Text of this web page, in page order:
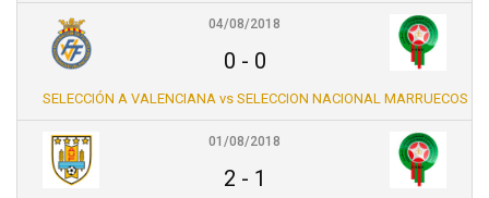
04/08/2018
0 - 0
SELECCIÓN A VALENCIANA vs SELECCION NACIONAL MARRUECOS
01/08/2018
2 - 1